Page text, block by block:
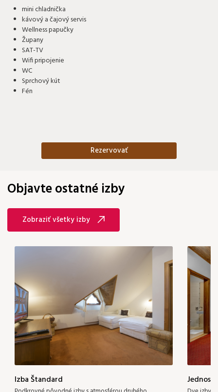
mini chladnička
kávový a čajový servis
Wellness papučky
Župany
SAT-TV
Wifi pripojenie
WC
Sprchový kút
Fén
Rezervovať
Objavte ostatné izby
Zobraziť všetky izby
Izba Štandard